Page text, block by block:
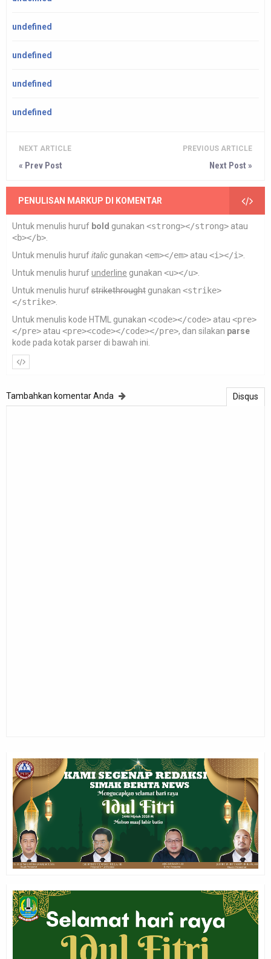
undefined
undefined
undefined
undefined
NEXT ARTICLE
« Prev Post
PREVIOUS ARTICLE
Next Post »
PENULISAN MARKUP DI KOMENTAR
Untuk menulis huruf bold gunakan <strong></strong> atau
<b></b>.
Untuk menulis hurufitalic gunakan <em></em> atau <i></i>.
Untuk menulis hurufunderline gunakan <u></u>.
Untuk menulis hurufstrikethrought gunakan <strike>
</strike>.
Untuk menulis kode HTML gunakan <code></code> atau <pre>
</pre> atau <pre><code></code></pre>, dan silakan parse
kode pada kotak parser di bawah ini.
Disqus
Tambahkan komentar Anda